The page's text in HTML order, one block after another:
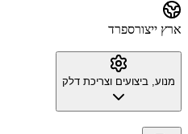
ארץ ייצורספרד
מנוע, ביצועים וצריכת דלק